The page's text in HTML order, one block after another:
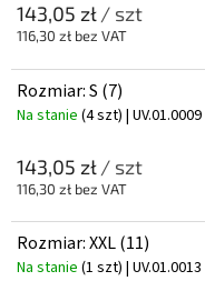
143,05 zł/ szt
116,30 zł bez VAT
Rozmiar: S (7)
Na stanie (4 szt) | UV.01.0009
143,05 zł/ szt
116,30 zł bez VAT
Rozmiar: XXL (11)
Na stanie (1 szt) | UV.01.0013